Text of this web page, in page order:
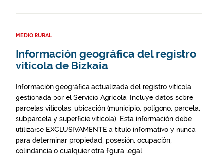
MEDIO RURAL
Información geográfica del registro
vitícola de Bizkaia
Información geográfica actualizada del registro vitícola
gestionada por el Servicio Agrícola. Incluye datos sobre
parcelas vitícolas: ubicación (municipio, polígono, parcela,
subparcela y superficie vitícola). Esta información debe
utilizarse EXCLUSIVAMENTE a título informativo y nunca
para determinar propiedad, posesión, ocupación,
colindancia o cualquier otra figura legal.